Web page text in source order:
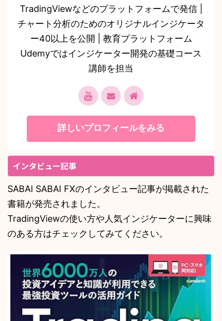
TradingViewなどのプラットフォームで発信 |
チャート分析のためのオリジナルインジケータ
ー40以上を公開 | 教育プラットフォーム
Udemyではインジケーター開発の基礎コース
講師を担当
詳しいプロフィールをみる
インタビュー記事
SABAI SABAI FXのインタビュー記事が掲載された
書籍が発売されました。
TradingViewの使い方や人気インジケーターに興味
のある方はチェックしてみてください。